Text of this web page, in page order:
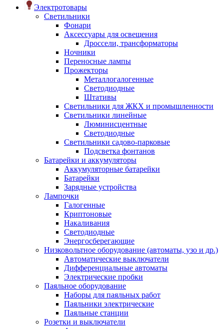
Электротовары
Светильники
Фонари
Аксессуары для освещения
Дроссели, трансформаторы
Ночники
Переносные лампы
Прожекторы
Металлогалогенные
Светодиодные
Штативы
Светильники для ЖКХ и промышленности
Светильники линейные
Люминисцентные
Светодиодные
Светильники садово-парковые
Подсветка фонтанов
Батарейки и аккумуляторы
Аккумуляторные батарейки
Батарейки
Зарядные устройства
Лампочки
Галогенные
Криптоновые
Накаливания
Светодиодные
Энергосберегающие
Низковольтное оборудование (автоматы, узо и др.)
Автоматические выключатели
Дифференциальные автоматы
Электрические пробки
Паяльное оборудование
Наборы для паяльных работ
Паяльники электрические
Паяльные станции
Розетки и выключатели